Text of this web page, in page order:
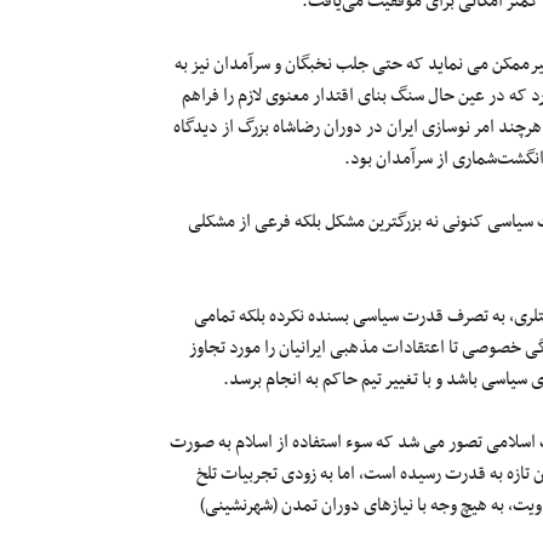
می نماید که حتی جلب نخبگان و سرآمدان نیز به
در عین حال سنگ بنای اقتدار معنوی لازم را فراهم
امر نوسازی ایران در دوران رضاشاه بزرگ از دیدگاه
انگشت‌شماری از سرآمدان بود.
کنونی نه بزرگترین مشکل بلکه فرعی از مشکلی
به تصرف قدرت سیاسی بسنده نکرده بلکه تمامی
تا اعتقادات مذهبی ایرانیان را مورد تجاوز
باشد و با تغییر تیم حاکم به انجام برسد.
تصور می شد که سوء استفاده از اسلام به صورت
تازه به قدرت رسیده است، اما به زودی تجربیات تلخ
به هیچ وجه با نیازهای دوران تمدن (شهرنشینی)